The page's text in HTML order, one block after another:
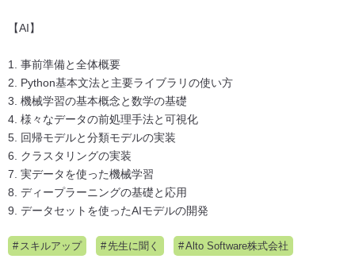
【AI】
1. 事前準備と全体概要
2. Python基本文法と主要ライブラリの使い方
3. 機械学習の基本概念と数学の基礎
4. 様々なデータの前処理手法と可視化
5. 回帰モデルと分類モデルの実装
6. クラスタリングの実装
7. 実データを使った機械学習
8. ディープラーニングの基礎と応用
9. データセットを使ったAIモデルの開発
スキルアップ 先生に聞く Alto Software株式会社